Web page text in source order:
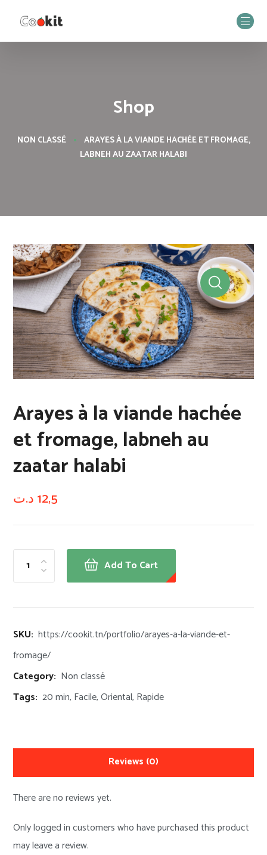
Shop
NON CLASSÉ
ARAYES À LA VIANDE HACHÉE ET FROMAGE,
LABNEH AU ZAATAR HALABI
Arayes à la viande hachée
et fromage, labneh au
zaatar halabi
12,5 د.ت
SKU: https://cookit.tn/portfolio/arayes-a-la-viande-et-
fromage/
Category: Non classé
Tags: 20 min, Facile,Oriental, Rapide
Add To Cart
Reviews (0)
There are no reviews yet.
Only logged in customers who have purchased this product
may leave a review.